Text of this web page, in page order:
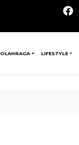
OLAHRAGA LIFESTYLE